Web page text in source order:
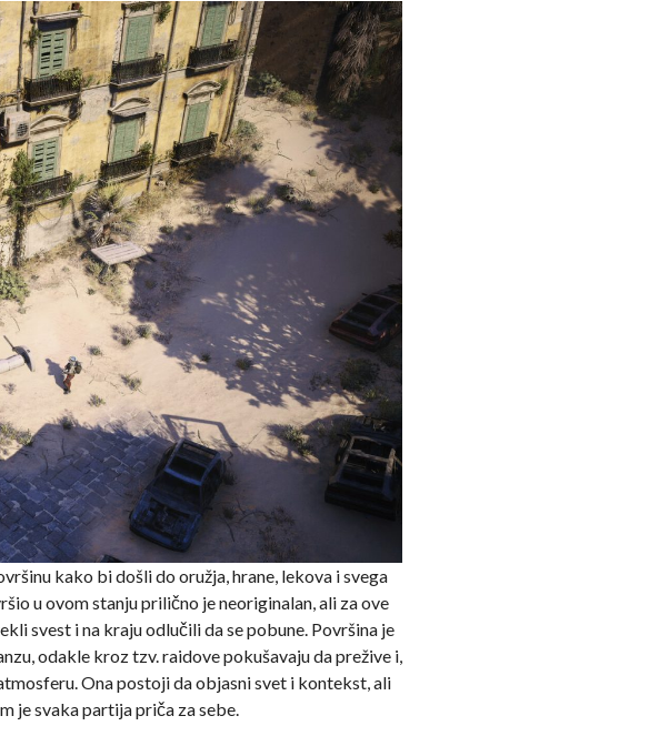
kako bi došli do oružja, hrane, lekova i svega
u ovom stanju prilično je neoriginalan, ali za ove
svest i na kraju odlučili da se pobune. Površina je
odakle kroz tzv. raidove pokušavaju da prežive i,
Ona postoji da objasni svet i kontekst, ali
je svaka partija priča za sebe.